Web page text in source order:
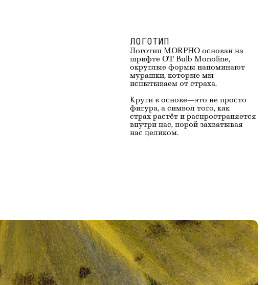
ЛОГОТИП
Логотип MORPHO основан на
шрифте OT Bulb Monoline,
округлые формы напоминают
мурашки, которые мы
испытываем от страха.
Круги в основе—это не просто
фигура, а символ того, как
страх растёт и распространяется
внутри нас, порой захватывая
нас целиком.